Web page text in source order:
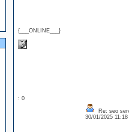
{___ONLINE___}
: 0
Re: seo
30/01/2025